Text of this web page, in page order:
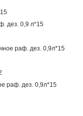
дез. 0,9 л*15
раф. дез. 0,9л*15
раф. дез. 0,9л*15